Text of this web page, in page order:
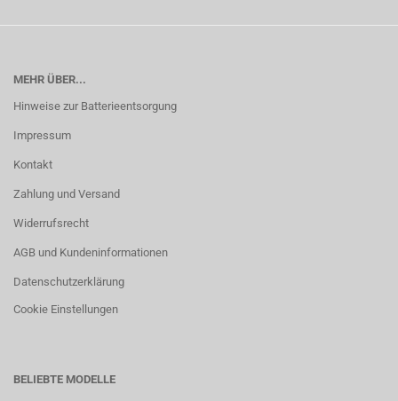
MEHR ÜBER...
Hinweise zur Batterieentsorgung
Impressum
Kontakt
Zahlung und Versand
Widerrufsrecht
AGB und Kundeninformationen
Datenschutzerklärung
Cookie Einstellungen
BELIEBTE MODELLE